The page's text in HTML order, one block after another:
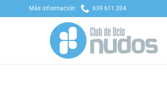
Más información:  639 611 204